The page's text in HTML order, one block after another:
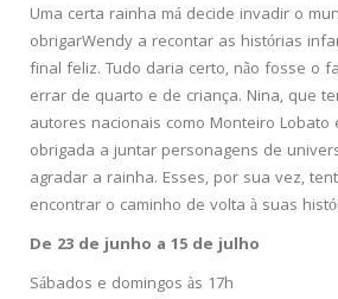
Uma certa rainha má decide invadir o
obrigarWendy a recontar as histórias
final feliz. Tudo daria certo, não fosse o
errar de quarto e de criança. Nina, que
autores nacionais como Monteiro Lobato
obrigada a juntar personagens de
agradar a rainha. Esses, por sua vez,
encontrar o caminho de volta à suas
De 23 de junho a 15 de julho
Sábados e domingos às 17h